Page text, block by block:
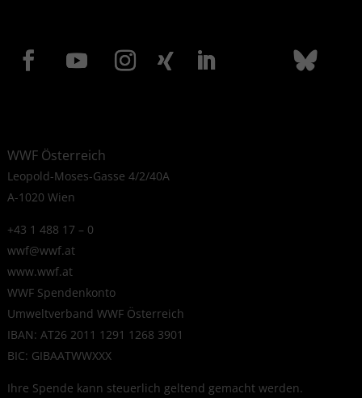
WWF Österreich
Leopold-Moses-Gasse 4/2/40A
A-1020 Wien
+43 1 488 17 – 0
wwf@wwf.at
www.wwf.at
WWF Spendenkonto
Umweltverband WWF Österreich
IBAN: AT26 2011 1291 1268 3901
BIC: GIBAATWWXXX
Ihre Spende kann steuerlich geltend gemacht werden.